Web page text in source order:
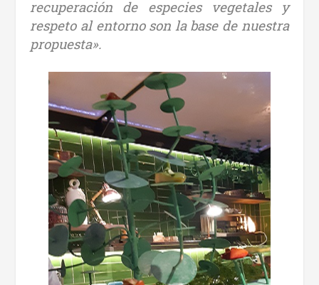
recuperación de especies vegetales y
respeto al entorno son la base de nuestra
propuesta».